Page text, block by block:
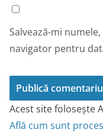
Salvează-mi
navigator pentru
Acest site folosește
Află cum sunt